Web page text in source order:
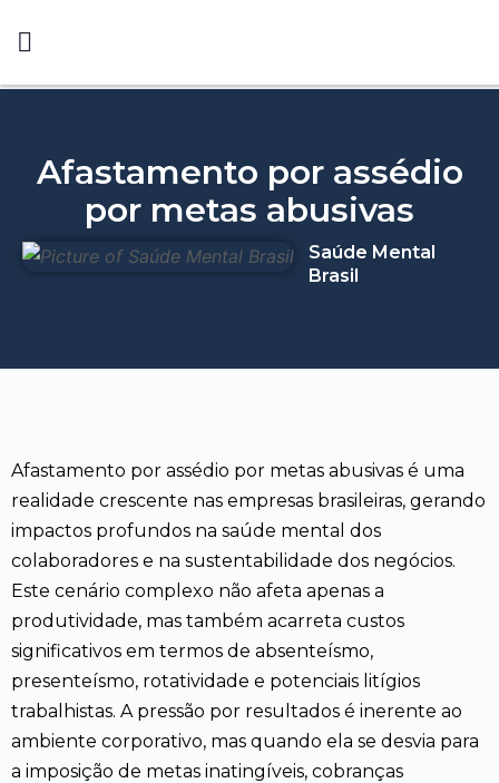
Afastamento por assédio
por metas abusivas
Saúde Mental
Brasil
Afastamento por assédio por metas abusivas é uma
realidade crescente nas empresas brasileiras, gerando
impactos profundos na saúde mental dos
colaboradores e na sustentabilidade dos negócios.
Este cenário complexo não afeta apenas a
produtividade, mas também acarreta custos
significativos em termos de absenteísmo,
presenteísmo, rotatividade e potenciais litígios
trabalhistas. A pressão por resultados é inerente ao
ambiente corporativo, mas quando ela se desvia para
a imposição de metas inatingíveis, cobranças